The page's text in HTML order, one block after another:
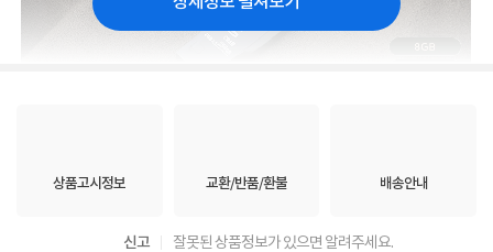
상품고시정보 교환/반품/환불 배송안내
신고 잘못된 상품정보가 있으면 알려주세요.